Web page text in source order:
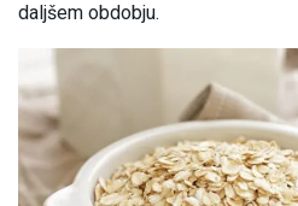
daljšem obdobju.